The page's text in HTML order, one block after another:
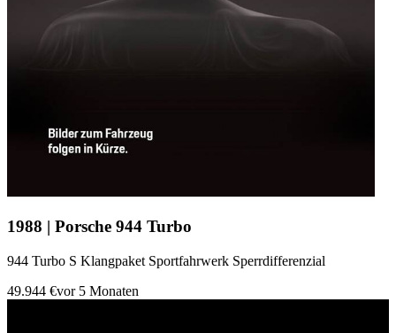
1988 | Porsche 944 Turbo
944 Turbo S Klangpaket Sportfahrwerk Sperrdifferenzial
49.944 €vor 5 Monaten